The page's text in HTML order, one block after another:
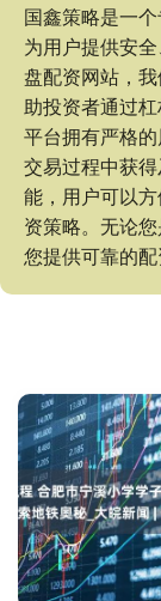
国鑫策略是一
为用户提供安
盘配资网站，
助投资者通过
平台拥有严格
交易过程中获
能，用户可以
资策略。无论
您提供可靠的配